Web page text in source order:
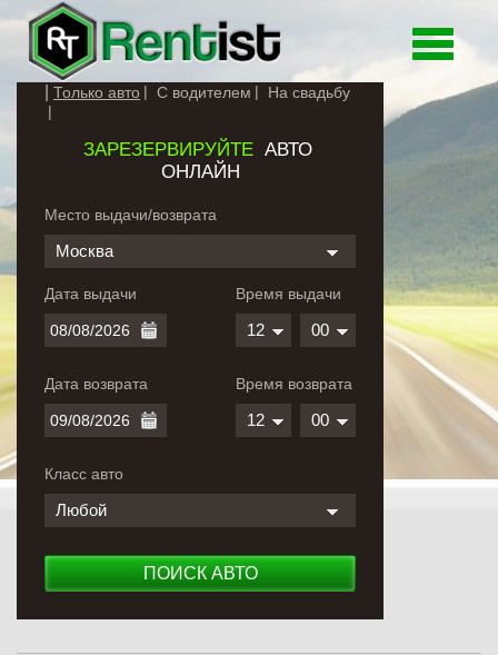
Toggle
Только авто С водителем На свадьбу
ЗАРЕЗЕРВИРУЙТЕАВТО
ОНЛАЙН
Место выдачи/возврата
Москва
Дата выдачи
Дата возврата
Время выдачи
12 00
Время возврата
12 00
Класс авто
Любой
ПОИСК АВТО